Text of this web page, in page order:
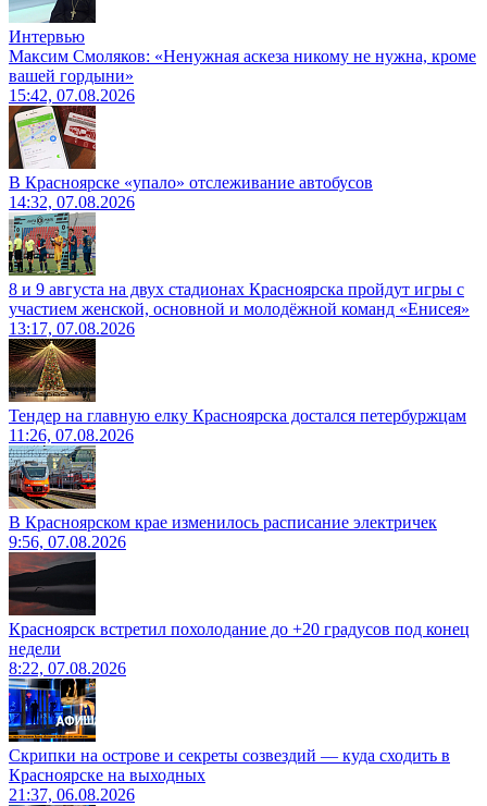
Интервью
Максим Смоляков: «Ненужная аскеза никому не нужна, кроме
вашей гордыни»
15:42, 07.08.2026
В Красноярске «упало» отслеживание автобусов
14:32, 07.08.2026
8 и 9 августа на двух стадионах Красноярска пройдут игры с
участием женской, основной и молодёжной команд «Енисея»
13:17, 07.08.2026
Тендер на главную елку Красноярска достался петербуржцам
11:26, 07.08.2026
В Красноярском крае изменилось расписание электричек
9:56, 07.08.2026
Красноярск встретил похолодание до +20 градусов под конец
недели
8:22, 07.08.2026
Скрипки на острове и секреты созвездий — куда сходить в
Красноярске на выходных
21:37, 06.08.2026